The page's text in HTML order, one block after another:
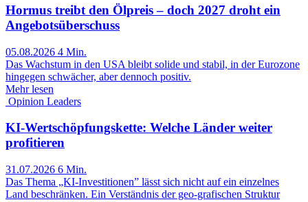
Hormus treibt den Ölpreis – doch 2027 droht ein
Angebotsüberschuss
05.08.2026 4 Min.
Das Wachstum in den USA bleibt solide und stabil, in der Eurozone
hingegen schwächer, aber dennoch positiv.
Mehr lesen
Opinion Leaders
KI-Wertschöpfungskette: Welche Länder weiter
profitieren
31.07.2026 6 Min.
Das Thema „KI-Investitionen” lässt sich nicht auf ein einzelnes
Land beschränken. Ein Verständnis der geo-grafischen Struktur